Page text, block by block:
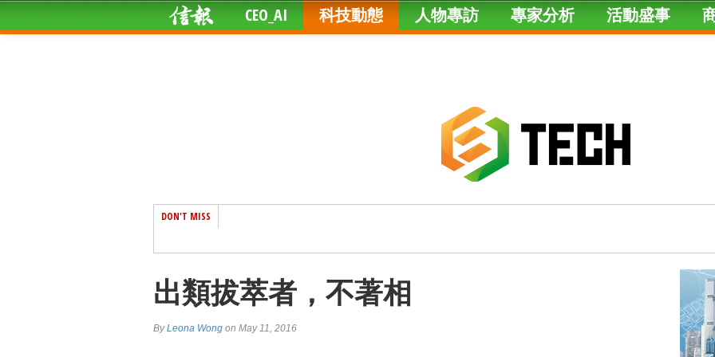
CEO_AI 科技動態 人物專訪 專家分析 活動盛事
DON'T MISS
出類拔萃者，不著相
ByLeona Wong on May 11, 2016